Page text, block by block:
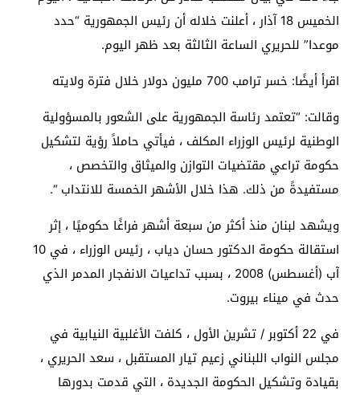
الخميس 18 آذار ، أعلنت خلاله أن رئيس الجمهورية “حدد
موعدا” للحريري الساعة الثالثة بعد ظهر اليوم.
اقرأ أيضًا: خسر ترامب 700 مليون دولار خلال فترة ولايته
وقالت: “تعتمد رئاسة الجمهورية على الشعور بالمسؤولية
الوطنية لرئيس الوزراء المكلف ، فيأتي حاملاً رؤية لتشكيل
حكومة تراعي مقتضيات التوازن والميثاق والتخصص ،
مستفيدةً من ذلك. هذا خلال الأشهر الخمسة للانتداب “.
ويشهد لبنان منذ أكثر من سبعة أشهر فراغًا حكوميًا ، إثر
استقالة حكومة الدكتور حسان دياب ، رئيس الوزراء ، في 10
آب (أغسطس) 2008 ، بسبب تداعيات الانفجار المدمر الذي
حدث في ميناء بيروت.
في 22 أكتوبر / تشرين الأول ، كلفت الأغلبية النيابية في
مجلس النواب اللبناني زعيم تيار المستقبل ، سعد الحريري ،
بقيادة وتشكيل الحكومة الجديدة ، التي قدمت بدورها